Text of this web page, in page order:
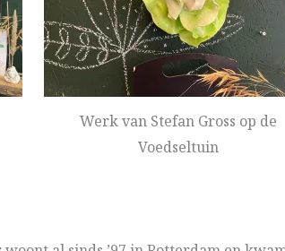
Werk van Stefan Gross op de
Voedseltuin